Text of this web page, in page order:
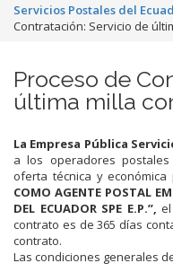
Servicios Postales del
Contratación: Servicio de
Proceso de
última milla
La Empresa Pública
a los operadores
oferta técnica y económica
COMO AGENTE POSTAL
DEL ECUADOR SPE E.P.”,
contrato es de 365 días
contrato.
Las condiciones generales